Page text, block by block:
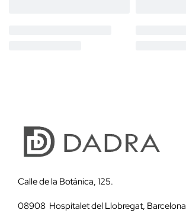
Calle de la Botánica, 125.
08908 Hospitalet del Llobregat, Barcelona